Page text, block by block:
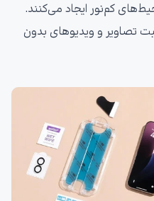
کم‌نور ایجاد می‌کنند.
تصاویر و ویدیوهای بدون